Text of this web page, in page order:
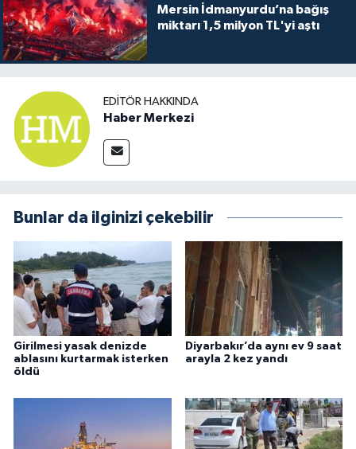
Mersin İdmanyurdu’na bağış
miktarı 1,5 milyon TL'yi aştı
EDITÖR HAKKINDA
Haber Merkezi
Bunlar da ilginizi çekebilir
Girilmesi yasak denizde
ablasını kurtarmak isterken
öldü
Diyarbakır’da aynı ev 9 saat
arayla 2 kez yandı